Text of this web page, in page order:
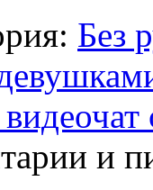
Без
и